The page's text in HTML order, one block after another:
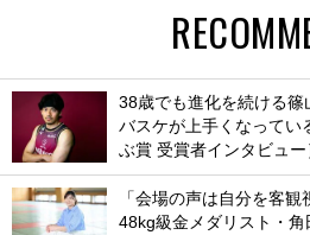
38歳でも進化を続ける篠
バスケが上手くなってい
ぶ賞 受賞者インタビュー
「会場の声は自分を客
48kg級金メダリスト・